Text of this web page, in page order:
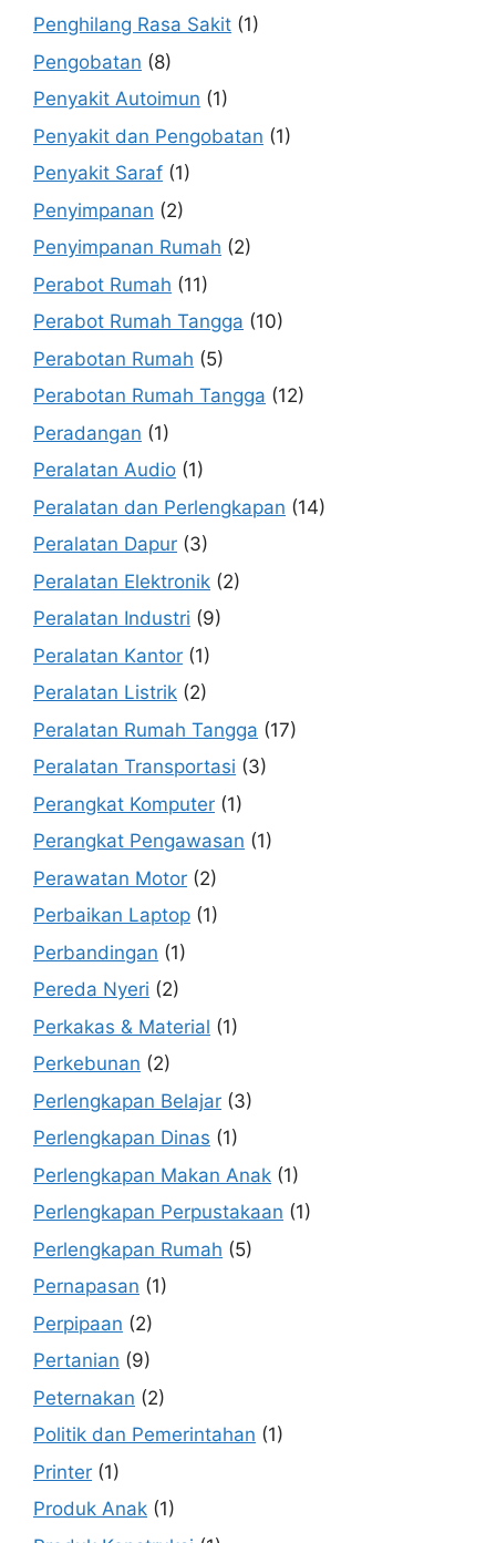
Penghilang Rasa Sakit (1)
Pengobatan (8)
Penyakit Autoimun (1)
Penyakit dan Pengobatan (1)
Penyakit Saraf (1)
Penyimpanan (2)
Penyimpanan Rumah (2)
Perabot Rumah (11)
Perabot Rumah Tangga (10)
Perabotan Rumah (5)
Perabotan Rumah Tangga (12)
Peradangan (1)
Peralatan Audio (1)
Peralatan dan Perlengkapan (14)
Peralatan Dapur (3)
Peralatan Elektronik (2)
Peralatan Industri (9)
Peralatan Kantor (1)
Peralatan Listrik (2)
Peralatan Rumah Tangga (17)
Peralatan Transportasi (3)
Perangkat Komputer (1)
Perangkat Pengawasan (1)
Perawatan Motor (2)
Perbaikan Laptop (1)
Perbandingan (1)
Pereda Nyeri (2)
Perkakas & Material (1)
Perkebunan (2)
Perlengkapan Belajar (3)
Perlengkapan Dinas (1)
Perlengkapan Makan Anak (1)
Perlengkapan Perpustakaan (1)
Perlengkapan Rumah (5)
Pernapasan (1)
Perpipaan (2)
Pertanian (9)
Peternakan (2)
Politik dan Pemerintahan (1)
Printer (1)
Produk Anak (1)